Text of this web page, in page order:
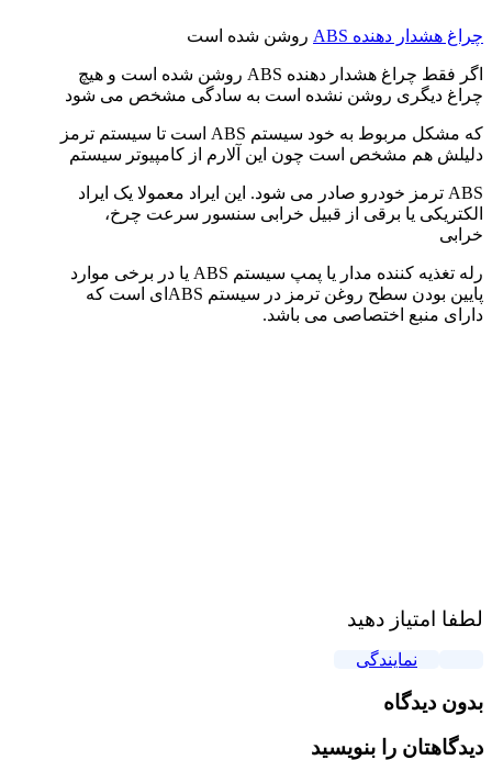
چراغ هشدار دهنده ABS روشن شده است
اگر فقط چراغ هشدار دهنده ABS روشن شده است و هیچ
چراغ دیگری روشن نشده است به سادگی مشخص می شود
که مشکل مربوط به خود سیستم ABS است تا سیستم ترمز
دلیلش هم مشخص است چون این آلارم از کامپیوتر سیستم
ABS ترمز خودرو صادر می شود. این ایراد معمولا یک ایراد
الکتریکی یا برقی از قبیل خرابی سنسور سرعت چرخ،
خرابی
رله تغذیه کننده مدار یا پمپ سیستم ABS یا در برخی موارد
پایین بودن سطح روغن ترمز در سیستم ABSای است که
دارای منبع اختصاصی می باشد.
لطفا امتیاز دهید
نمایندگی
بدون دیدگاه
دیدگاهتان را بنویسید